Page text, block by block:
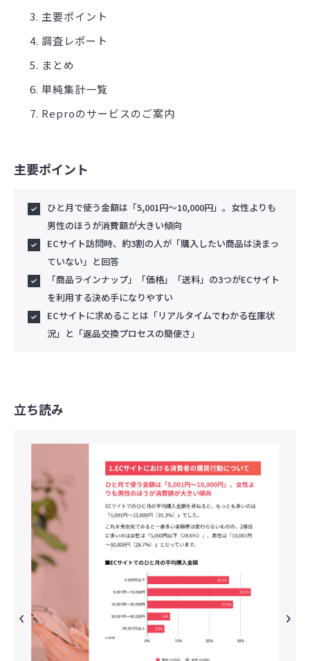
主要ポイント
調査レポート
まとめ
単純集計一覧
Reproのサービスのご案内
主要ポイント
ひと月で使う金額は「5,001円～10,000円」。女性よりも
男性のほうが消費額が大きい傾向
ECサイト訪問時、約3割の人が「購入したい商品は決まっ
ていない」と回答
「商品ラインナップ」「価格」「送料」の3つがECサイト
を利用する決め手になりやすい
ECサイトに求めることは「リアルタイムでわかる在庫状
況」と「返品交換プロセスの簡便さ」
立ち読み